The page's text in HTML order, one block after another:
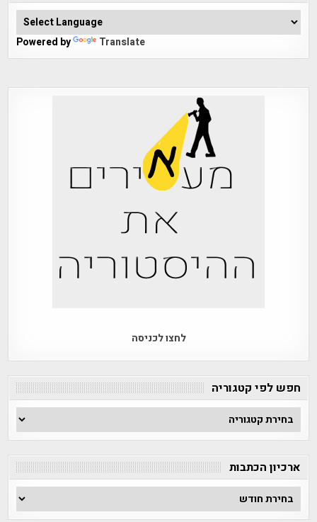
Powered by Translate
לחצו לכניסה
חפש לפי קטגוריה
חפש
לפי
ארכיון הכתבות
ארכיון
הכתבות